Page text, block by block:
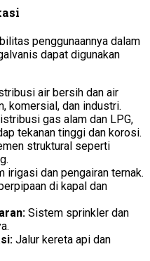
penggunaannya dalam
dapat digunakan
air bersih dan air
komersial, dan industri.
gas alam dan LPG,
tekanan tinggi dan korosi.
struktural seperti
irigasi dan pengairan ternak.
di kapal dan
Sistem sprinkler dan
Jalur kereta api dan